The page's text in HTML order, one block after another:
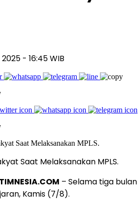
2025 - 16:45 WIB
Saat Melaksanakan MPLS.
– Selama tiga
Kamis (7/8).